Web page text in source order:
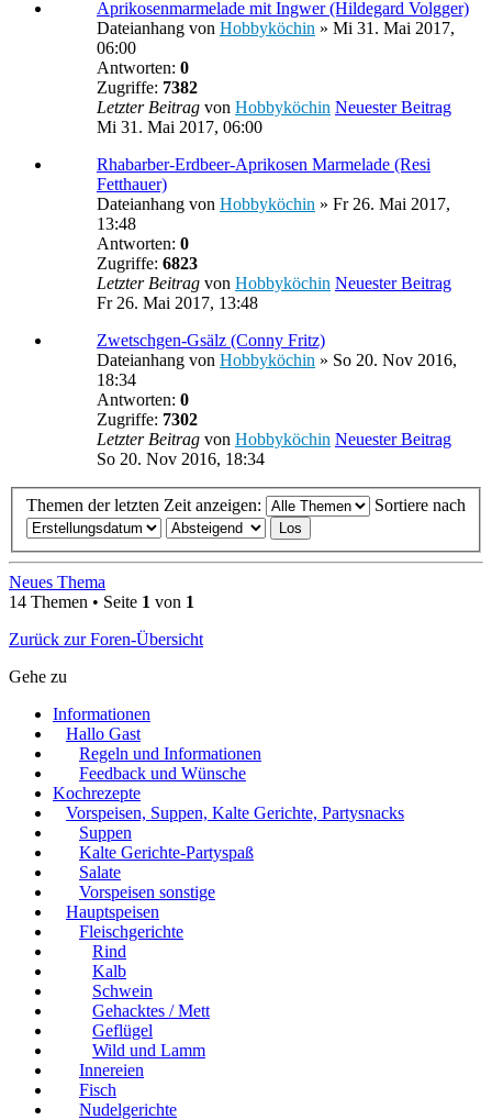
Aprikosenmarmelade mit Ingwer (Hildegard Volgger)
Dateianhang von Hobbyköchin » Mi 31. Mai 2017,
06:00
Antworten: 0
Zugriffe: 7382
Letzter Beitrag von Hobbyköchin Neuester Beitrag
Mi 31. Mai 2017, 06:00
Rhabarber-Erdbeer-Aprikosen Marmelade (Resi
Fetthauer)
Dateianhang von Hobbyköchin » Fr 26. Mai 2017,
13:48
Antworten: 0
Zugriffe: 6823
Letzter Beitrag von Hobbyköchin Neuester Beitrag
Fr 26. Mai 2017, 13:48
Zwetschgen-Gsälz (Conny Fritz)
Dateianhang von Hobbyköchin » So 20. Nov 2016,
18:34
Antworten: 0
Zugriffe: 7302
Letzter Beitrag von Hobbyköchin Neuester Beitrag
So 20. Nov 2016, 18:34
Themen der letzten Zeit anzeigen: Sortiere nach
Neues Thema
14 Themen • Seite 1 von 1
Zurück zur Foren-Übersicht
Gehe zu
Informationen
Hallo Gast
Regeln und Informationen
Feedback und Wünsche
Kochrezepte
Vorspeisen, Suppen, Kalte Gerichte, Partysnacks
Suppen
Kalte Gerichte-Partyspaß
Salate
Vorspeisen sonstige
Hauptspeisen
Fleischgerichte
Rind
Kalb
Schwein
Gehacktes / Mett
Geflügel
Wild und Lamm
Innereien
Fisch
Nudelgerichte